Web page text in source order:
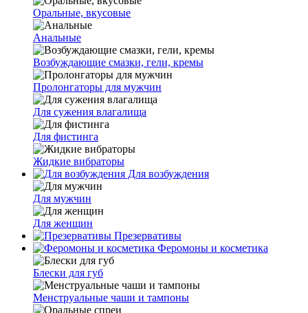
Оральные, вкусовые
Анальные
Возбуждающие смазки, гели, кремы
Пролонгаторы для мужчин
Для сужения влагалища
Для фистинга
Жидкие вибраторы
Для возбуждения
Для мужчин
Для женщин
Презервативы
Феромоны и косметика
Блески для губ
Менструальные чаши и тампоны